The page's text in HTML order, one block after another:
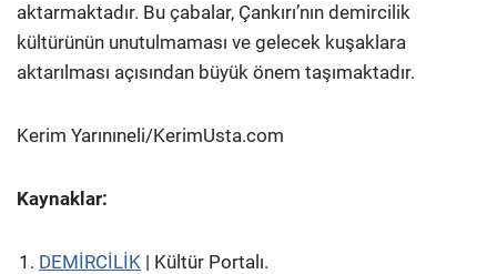
aktarmaktadır. Bu çabalar, Çankırı’nın demircilik
kültürünün unutulmaması ve gelecek kuşaklara
aktarılması açısından büyük önem taşımaktadır.
Kerim Yarınıneli/KerimUsta.com
Kaynaklar:
DEMİRCİLİK | Kültür Portalı.